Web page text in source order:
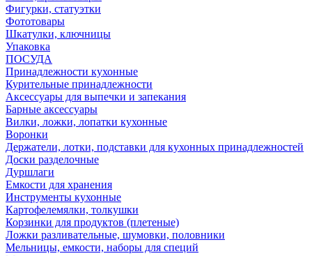
Фигурки, статуэтки
Фототовары
Шкатулки, ключницы
Упаковка
ПОСУДА
Принадлежности кухонные
Курительные принадлежности
Аксессуары для выпечки и запекания
Барные аксессуары
Вилки, ложки, лопатки кухонные
Воронки
Держатели, лотки, подставки для кухонных принадлежностей
Доски разделочные
Дуршлаги
Емкости для хранения
Инструменты кухонные
Картофелемялки, толкушки
Корзинки для продуктов (плетеные)
Ложки разливательные, шумовки, половники
Мельницы, емкости, наборы для специй